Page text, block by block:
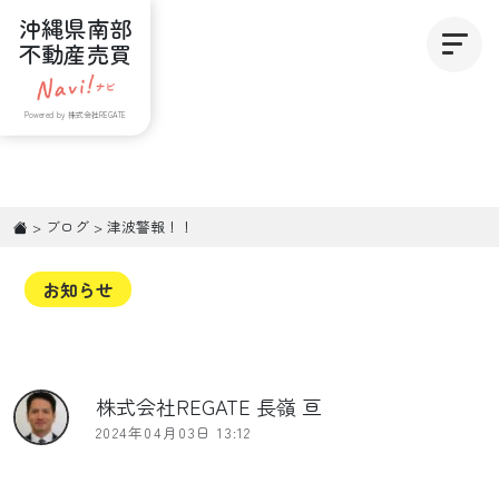
沖縄県南部
不動産売買
Powered by 株式会社REGATE
> ブログ > 津波警報！！
お知らせ
株式会社REGATE 長嶺 亘
2024年04月03日 13:12